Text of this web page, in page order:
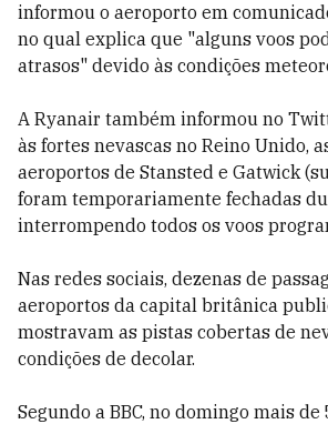
informou o aeroporto em
no qual explica que "alguns voos
atrasos" devido às condições
A Ryanair também informou no
às fortes nevascas no Reino Unido,
aeroportos de Stansted e Gatwick
foram temporariamente fechadas
interrompendo todos os voos
Nas redes sociais, dezenas de
aeroportos da capital britânica
mostravam as pistas cobertas de
condições de decolar.
Segundo a BBC, no domingo mais